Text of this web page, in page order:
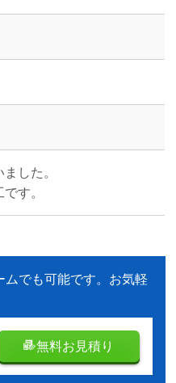
した。
す。
ムでも可能です。お気軽
無料お見積り